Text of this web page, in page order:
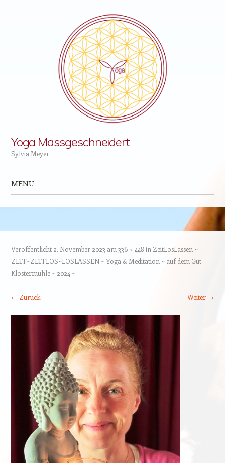
Yoga Massgeschneidert
Sylvia Meyer
MENÜ
Veröffentlicht 2. November 2023 am 336 × 448 in ZeitLosLassen ~
ZEIT~ZEITLOS~LOSLASSEN ~ Yoga & Meditation ~ auf dem Gut
Klostermühle ~ 2024 ~
← Zurück Weiter →